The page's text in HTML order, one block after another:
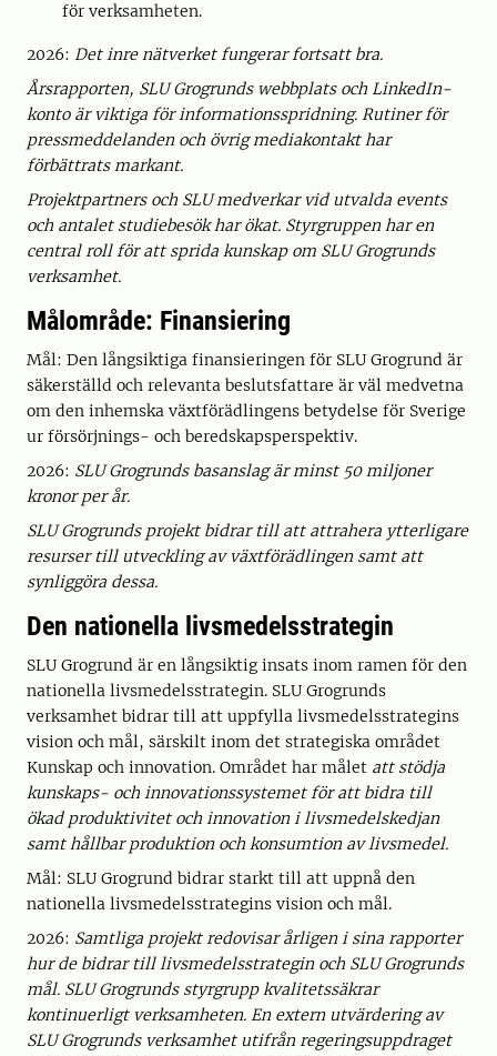
för verksamheten.
2026: Det inre nätverket fungerar fortsatt bra.
Årsrapporten, SLU Grogrunds webbplats och LinkedIn-
konto är viktiga för informationsspridning. Rutiner för
pressmeddelanden och övrig mediakontakt har
förbättrats markant.
Projektpartners och SLU medverkar vid utvalda events
och antalet studiebesök har ökat. Styrgruppen har en
central roll för att sprida kunskap om SLU Grogrunds
verksamhet.
Målområde: Finansiering
Mål: Den långsiktiga finansieringen för SLU Grogrund är
säkerställd och relevanta beslutsfattare är väl medvetna
om den inhemska växtförädlingens betydelse för Sverige
ur försörjnings- och beredskapsperspektiv.
2026: SLU Grogrunds basanslag är minst 50 miljoner
kronor per år.
SLU Grogrunds projekt bidrar till att attrahera ytterligare
resurser till utveckling av växtförädlingen samt att
synliggöra dessa.
Den nationella livsmedelsstrategin
SLU Grogrund är en långsiktig insats inom ramen för den
nationella livsmedelsstrategin. SLU Grogrunds
verksamhet bidrar till att uppfylla livsmedelsstrategins
vision och mål, särskilt inom det strategiska området
Kunskap och innovation. Området har målet att stödja
kunskaps- och innovationssystemet för att bidra till
ökad produktivitet och innovation i livsmedelskedjan
samt hållbar produktion och konsumtion av livsmedel.
Mål: SLU Grogrund bidrar starkt till att uppnå den
nationella livsmedelsstrategins vision och mål.
2026: Samtliga projekt redovisar årligen i sina rapporter
hur de bidrar till livsmedelsstrategin och SLU Grogrunds
mål. SLU Grogrunds styrgrupp kvalitetssäkrar
kontinuerligt verksamheten. En extern utvärdering av
SLU Grogrunds verksamhet utifrån regeringsuppdraget